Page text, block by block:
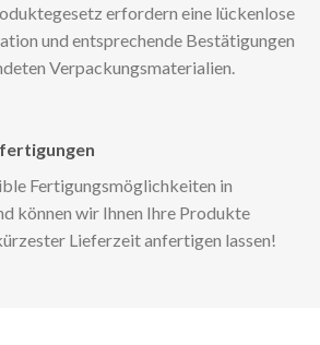
erfordern eine lückenlose
und entsprechende Bestätigungen
Verpackungsmaterialien.
Fertigungsmöglichkeiten in
können wir Ihnen Ihre Produkte
Lieferzeit anfertigen lassen!